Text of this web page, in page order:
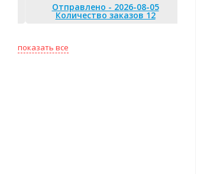
Отправлено - 2026-08-05
Количество заказов 12
показать все